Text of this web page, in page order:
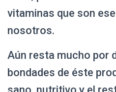
vitaminas que son
nosotros.
Aún resta mucho por
bondades de éste